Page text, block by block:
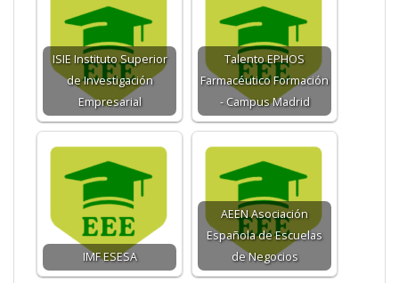
ISIE Instituto Superior
de Investigación
Empresarial
Talento EPHOS
Farmacéutico Formación
- Campus Madrid
IMF ESESA
AEEN Asociación
Española de Escuelas
de Negocios